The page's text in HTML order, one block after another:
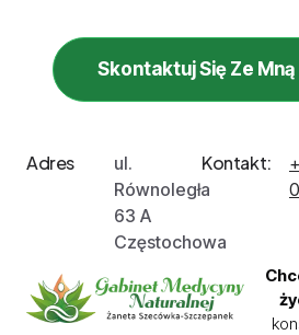
Skontaktuj Się Ze Mną
Adres
ul.
Równoległa
63 A
Częstochowa
Kontakt: